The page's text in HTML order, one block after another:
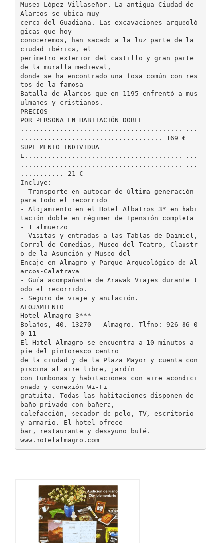
Museo López Villaseñor. La antigua Ciudad de
Alarcos se ubica muy
cerca del Guadiana. Las excavaciones arqueoló
gicas que hoy
conoceremos, han sacado a la luz parte de la
ciudad ibérica, el
perímetro exterior del castillo y gran parte
de la muralla medieval,
donde se ha encontrado una fosa común con res
tos de la famosa
Batalla de Alarcos que en 1195 enfrentó a mus
ulmanes y cristianos.
PRECIOS
POR PERSONA EN HABITACIÓN DOBLE
.............................................
.................................... 169 €
SUPLEMENTO INDIVIDUA
L............................................
.............................................
........... 21 €
Incluye:
- Transporte en autocar de última generación
para todo el recorrido
- Alojamiento en el Hotel Albatros 3* en habi
tación doble en régimen de 1pensión completa
- 1 almuerzo
- Visitas y entradas a las Tablas de Daimiel,
Corral de Comedias, Museo del Teatro, Claustr
o de la Asunción y Museo del
Encaje en Almagro y Parque Arqueológico de Al
arcos-Calatrava
- Guía acompañante de Arawak Viajes durante t
odo el recorrido.
- Seguro de viaje y anulación.
ALOJAMIENTO
Hotel Almagro 3***
Bolaños, 40. 13270 – Almagro. Tlfno: 926 86 0
0 11
El Hotel Almagro se encuentra a 10 minutos a
pie del pintoresco centro
de la ciudad y de la Plaza Mayor y cuenta con
piscina al aire libre, jardín
con tumbonas y habitaciones con aire acondici
onado y conexión Wi-Fi
gratuita. Todas las habitaciones disponen de
baño privado con bañera,
calefacción, secador de pelo, TV, escritorio
y armario. El hotel ofrece
bar, restaurante y desayuno bufé.
www.hotelalmagro.com